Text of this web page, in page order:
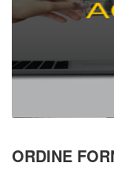
ORDINE